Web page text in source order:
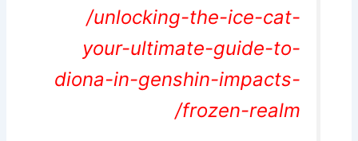
/unlocking-the-ice-cat-
your-ultimate-guide-to-
diona-in-genshin-impacts-
frozen-realm/